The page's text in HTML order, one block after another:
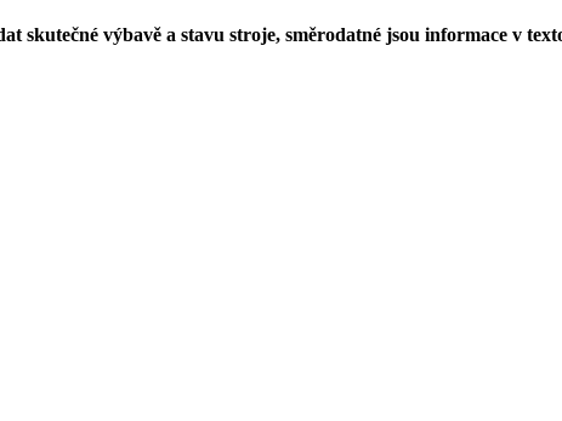
skutečné výbavě a stavu stroje, směrodatné jsou informace v